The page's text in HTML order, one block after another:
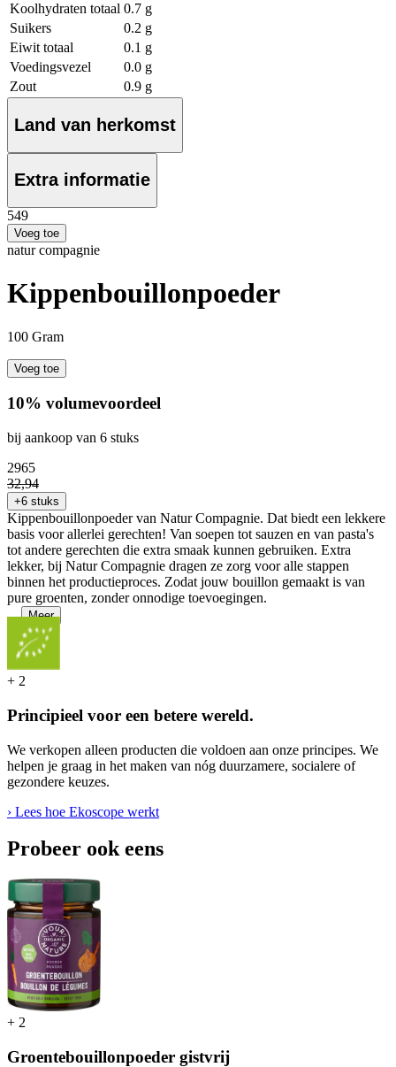
Koolhydraten totaal 0.7 g
Suikers
0.2 g
Eiwit totaal
0.1 g
Voedingsvezel
0.0 g
Zout
0.9 g
Land van herkomst
Extra informatie
549
Voeg toe
natur compagnie
Kippenbouillonpoeder
100 Gram
Voeg toe
10% volumevoordeel
bij aankoop van 6 stuks
2965
32,94
+6 stuks
Kippenbouillonpoeder van Natur Compagnie. Dat biedt een lekkere
basis voor allerlei gerechten! Van soepen tot sauzen en van pasta's
tot andere gerechten die extra smaak kunnen gebruiken. Extra
lekker, bij Natur Compagnie dragen ze zorg voor alle stappen
binnen het productieproces. Zodat jouw bouillon gemaakt is van
pure groenten, zonder onnodige toevoegingen.
... Meer
+ 2
Principieel voor een betere wereld.
We verkopen alleen producten die voldoen aan onze principes. We
helpen je graag in het maken van nóg duurzamere, socialere of
gezondere keuzes.
› Lees hoe Ekoscope werkt
Probeer ook eens
+ 2
Groentebouillonpoeder gistvrij